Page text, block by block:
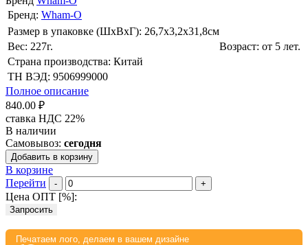
Бренд: Wham-O
Размер в упаковке (ШхВxГ): 26,7х3,2х31,8cм
Вес: 227г.
Возраст: от 5 лет.
Страна производства: Китай
ТН ВЭД: 9506999000
Полное описание
840.00 ₽
ставка НДС 22%
В наличии
Самовывоз: сегодня
Добавить в корзину
В корзине
Перейти
- +
Цена ОПТ [%]:
Запросить
Печатаем лого, делаем в вашем дизайне